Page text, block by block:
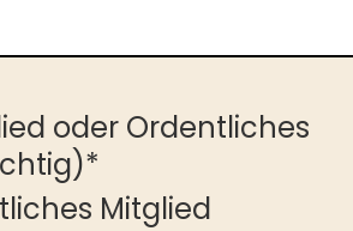
oder Ordentliches
Mitglied